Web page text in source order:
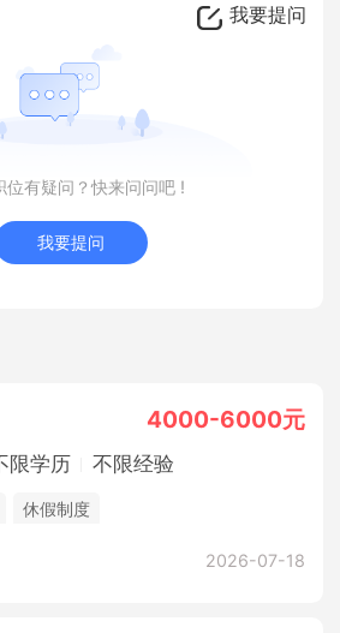
我要提问
位有疑问？快来问问吧 !
我要提问
4000-6000元
限学历 不限经验
休假制度
2026-07-18